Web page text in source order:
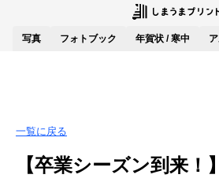
写真 フォトブック 年賀状 / 寒中
一覧に戻る
【卒業シーズン到来！